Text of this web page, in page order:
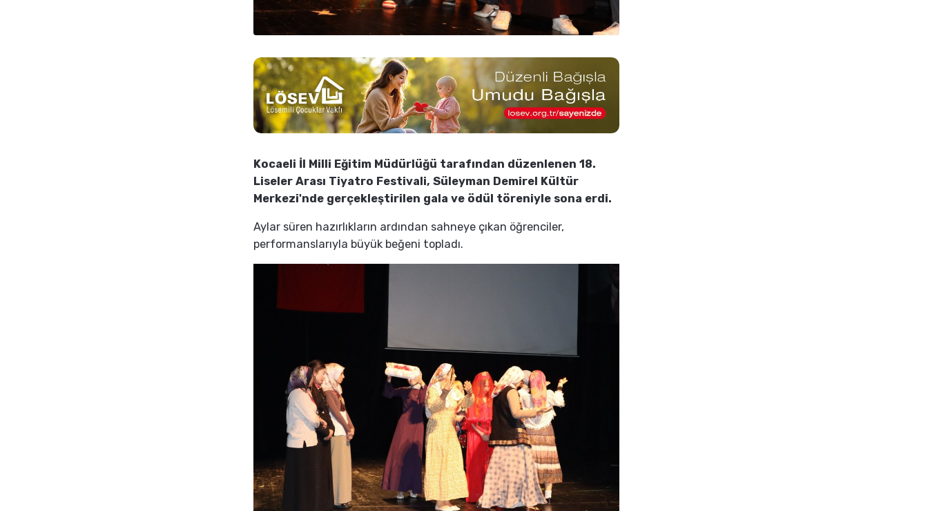
Kocaeli İl Milli Eğitim Müdürlüğü tarafından düzenlenen 18.
Liseler Arası Tiyatro Festivali, Süleyman Demirel Kültür
Merkezi'nde gerçekleştirilen gala ve ödül töreniyle sona erdi.
Aylar süren hazırlıkların ardından sahneye çıkan öğrenciler,
performanslarıyla büyük beğeni topladı.